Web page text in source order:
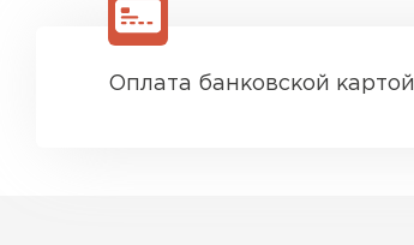
Оплата банковской картой